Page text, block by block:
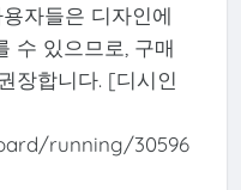
자들은 디자인에
수 있으므로, 구매
장합니다. [디시인
running/30596